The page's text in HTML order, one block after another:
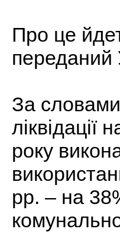
Про це
переданий
За
ліквідації
року
рр. – на